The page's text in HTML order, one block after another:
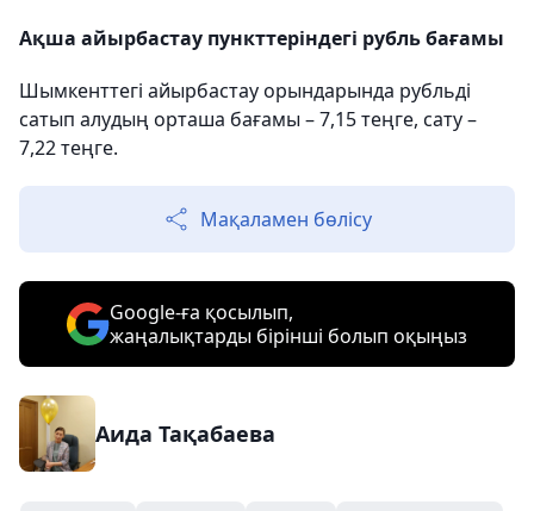
Ақша айырбастау пункттеріндегі рубль бағамы
Шымкенттегі айырбастау орындарында рубльді
сатып алудың орташа бағамы – 7,15 теңге, сату –
7,22 теңге.
Мақаламен бөлісу
Google-ға қосылып,
жаңалықтарды бірінші болып оқыңыз
Аида Тақабаева